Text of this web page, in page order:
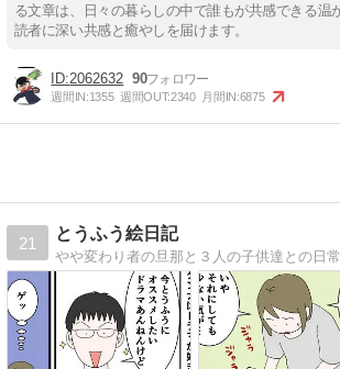
る文章は、日々の暮らしの中で誰もが共感できる温
読者に深い共感と癒やしを届けます。
2062632 90
週間IN:1355 週間OUT:2340 月間IN:6875
21
とうふう絵日記